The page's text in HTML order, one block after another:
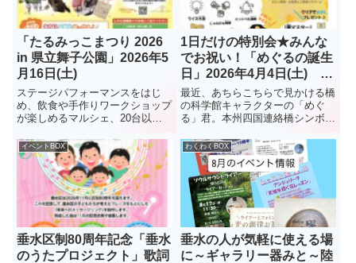
「たるみっこまつり 2026
in 県立舞子公園」2026年5
月16日(土)
ステージパフォーマンスをはじ
め、飲食や手作りワークショップ
が楽しめるマルシェ、20台以上
イベント、会場内を巡る謎解きラ
リーなど、多彩なプログラムを用
意。まだ予定が決まっていない人
はぜひ！
1日だけの特別会★みんな
でお祝い！「めぐるの誕生
日」2026年4月4日(土) 橋
の科学館
最近、あちらこちらで見かける橋
の科学館キャラクターの「めぐ
る」君。本州四国連絡橋シンボル
もに、垂水でおなじみのキャラで
す。先日、垂水区役所ロビーで開
催されたコンサートにも出演
イベントBOX
垂水区制80周年記念「垂水
のうたプロジェクト」歌詞
わくわくBOX
垂水の人が気軽に使える場
に～ギャラリー器みと～陸